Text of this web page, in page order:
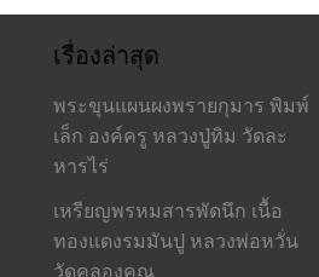
เรื่องล่าสุด
พระขุนแผนผงพรายกุมาร พิมพ์
เล็ก องค์ครู หลวงปู่ทิม วัดละ
หารไร่
เหรียญพรหมสารพัดนึก เนื้อ
ทองแดงรมมันปู หลวงพ่อหวั่น
วัดคลองคูณ